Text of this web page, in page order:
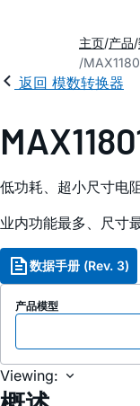
主页 产品
返回 模数转换器
低功耗、超小尺寸电
业内功能最多、尺寸
数据手册 (Rev. 3)
产品模型
Viewing: